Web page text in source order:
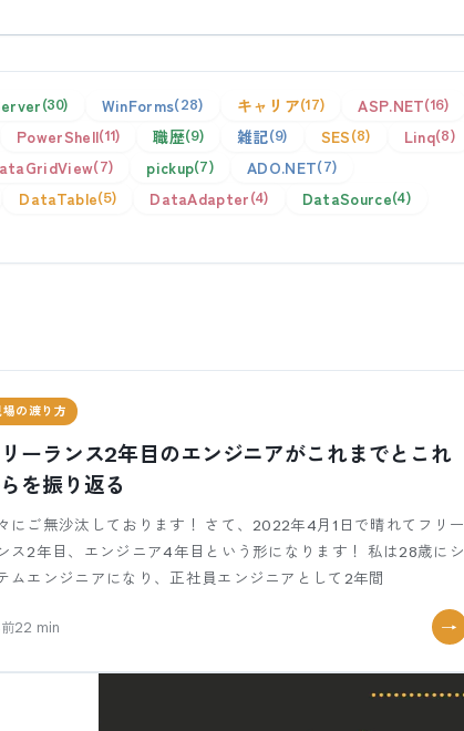
30 WinForms 28 キャリア 17 ASP.NET 16
PowerShell 11 職歴 9 雑記 9 SES 8 Linq 8
7 pickup 7 ADO.NET 7
DataTable 5 DataAdapter 4 DataSource 4
場の渡り方
ーランス2年目のエンジニアがこれまでとこれ
を振り返る
にご無沙汰しております！ さて、2022年4月1日で晴れてフリー
ス2年目、エンジニア4年目という形になります！ 私は28歳にシ
ムエンジニアになり、正社員エンジニアとして2年間
22 min